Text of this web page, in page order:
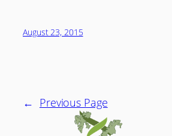
August 23, 2015
← Previous Page